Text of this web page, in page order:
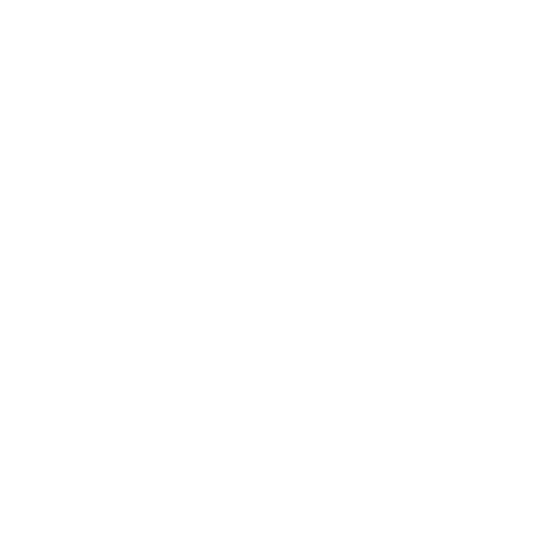
der Akademien
– KUNSTWELTEN